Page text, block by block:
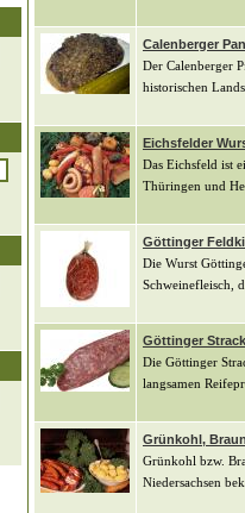
Calenberger
Der Calenberger
historischen
Eichsfelder
Das Eichsfeld ist
Thüringen und
Göttinger
Die Wurst
Schweinefleisch,
Göttinger
Die Göttinger
langsamen
Grünkohl,
Grünkohl bzw.
Niedersachsen